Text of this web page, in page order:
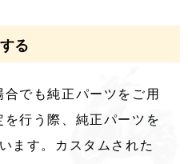
る
でも純正パーツをご用
行う際、純正パーツを
ます。カスタムされた